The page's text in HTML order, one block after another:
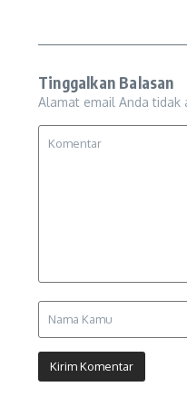
Tinggalkan Balasan
Alamat email Anda tidak